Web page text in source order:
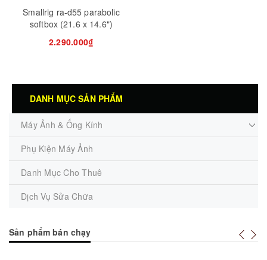
Smallrig ra-d55 parabolic
softbox (21.6 x 14.6")
2.290.000₫
DANH MỤC SẢN PHẨM
Máy Ảnh & Ống Kính
Phụ Kiện Máy Ảnh
Danh Mục Cho Thuê
Dịch Vụ Sửa Chữa
Sản phẩm bán chạy